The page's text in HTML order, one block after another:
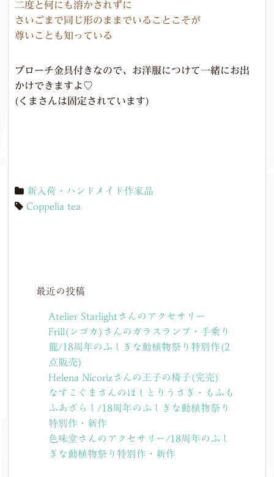
二度と何にも溶かされずに
さいごまで同じ形のままでいることこそが
尊いことも知っている
ブローチ金具付きなので、お洋服につけて一緒にお出
かけできますよ♡
(くまさんは固定されています)
新入荷・ハンドメイド作家品
Coppelia tea
最近の投稿
Atelier Starlightさんのアクセサリー
Frill(シゴカ)さんのガラスランプ・手乗り
龍/18周年のふしぎな動植物祭り特別作(2
点販売)
Helena Nicorizさんの王子の椅子(完売)
なすこぐまさんのほしとりうさぎ・もふも
ふあざらし/18周年のふしぎな動植物祭り
特別作・新作
色味堂さんのアクセサリー/18周年のふし
ぎな動植物祭り特別作・新作